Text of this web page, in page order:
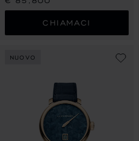
CHIAMACI
NUOVO